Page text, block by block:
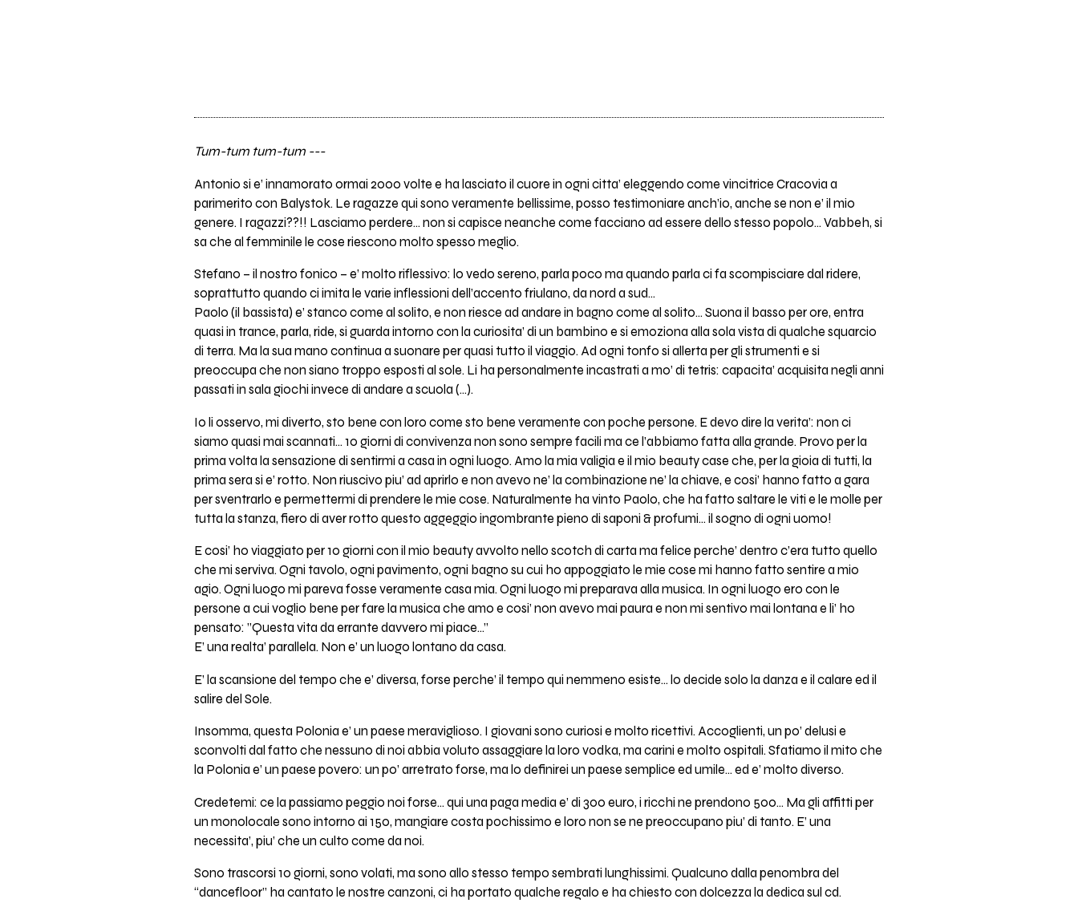
Tum-tum tum-tum ---
Antonio si e’ innamorato ormai 2000 volte e ha lasciato il cuore in ogni citta’ eleggendo come vincitrice Cracovia a
parimerito con Balystok. Le ragazze qui sono veramente bellissime, posso testimoniare anch’io, anche se non e’ il mio
genere. I ragazzi??!! Lasciamo perdere… non si capisce neanche come facciano ad essere dello stesso popolo… Vabbeh, si
sa che al femminile le cose riescono molto spesso meglio.
Stefano – il nostro fonico – e’ molto riflessivo: lo vedo sereno, parla poco ma quando parla ci fa scompisciare dal ridere,
soprattutto quando ci imita le varie inflessioni dell’accento friulano, da nord a sud…
Paolo (il bassista) e’ stanco come al solito, e non riesce ad andare in bagno come al solito… Suona il basso per ore, entra
quasi in trance, parla, ride, si guarda intorno con la curiosita’ di un bambino e si emoziona alla sola vista di qualche squarcio
di terra. Ma la sua mano continua a suonare per quasi tutto il viaggio. Ad ogni tonfo si allerta per gli strumenti e si
preoccupa che non siano troppo esposti al sole. Li ha personalmente incastrati a mo’ di tetris: capacita’ acquisita negli anni
passati in sala giochi invece di andare a scuola (…).
Io li osservo, mi diverto, sto bene con loro come sto bene veramente con poche persone. E devo dire la verita’: non ci
siamo quasi mai scannati… 10 giorni di convivenza non sono sempre facili ma ce l’abbiamo fatta alla grande. Provo per la
prima volta la sensazione di sentirmi a casa in ogni luogo. Amo la mia valigia e il mio beauty case che, per la gioia di tutti, la
prima sera si e’ rotto. Non riuscivo piu’ ad aprirlo e non avevo ne’ la combinazione ne’ la chiave, e cosi’ hanno fatto a gara
per sventrarlo e permettermi di prendere le mie cose. Naturalmente ha vinto Paolo, che ha fatto saltare le viti e le molle per
tutta la stanza, fiero di aver rotto questo aggeggio ingombrante pieno di saponi & profumi... il sogno di ogni uomo!
E cosi’ ho viaggiato per 10 giorni con il mio beauty avvolto nello scotch di carta ma felice perche’ dentro c’era tutto quello
che mi serviva. Ogni tavolo, ogni pavimento, ogni bagno su cui ho appoggiato le mie cose mi hanno fatto sentire a mio
agio. Ogni luogo mi pareva fosse veramente casa mia. Ogni luogo mi preparava alla musica. In ogni luogo ero con le
persone a cui voglio bene per fare la musica che amo e cosi’ non avevo mai paura e non mi sentivo mai lontana e li’ ho
pensato: ”Questa vita da errante davvero mi piace…”
E’ una realta’ parallela. Non e’ un luogo lontano da casa.
E’ la scansione del tempo che e’ diversa, forse perche’ il tempo qui nemmeno esiste… lo decide solo la danza e il calare ed il
salire del Sole.
Insomma, questa Polonia e’ un paese meraviglioso. I giovani sono curiosi e molto ricettivi. Accoglienti, un po’ delusi e
sconvolti dal fatto che nessuno di noi abbia voluto assaggiare la loro vodka, ma carini e molto ospitali. Sfatiamo il mito che
la Polonia e’ un paese povero: un po’ arretrato forse, ma lo definirei un paese semplice ed umile… ed e’ molto diverso.
Credetemi: ce la passiamo peggio noi forse... qui una paga media e’ di 300 euro, i ricchi ne prendono 500... Ma gli affitti per
un monolocale sono intorno ai 150, mangiare costa pochissimo e loro non se ne preoccupano piu’ di tanto. E’ una
necessita’, piu’ che un culto come da noi.
Sono trascorsi 10 giorni, sono volati, ma sono allo stesso tempo sembrati lunghissimi. Qualcuno dalla penombra del
“dancefloor” ha cantato le nostre canzoni, ci ha portato qualche regalo e ha chiesto con dolcezza la dedica sul cd.